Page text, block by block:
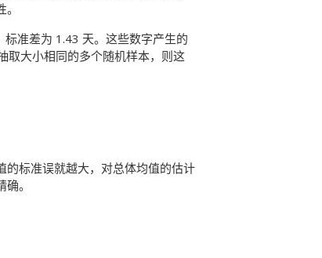
准差为 1.43 天。这些数字产生的
取大小相同的多个随机样本，则这
的标准误就越大，对总体均值的估计
。